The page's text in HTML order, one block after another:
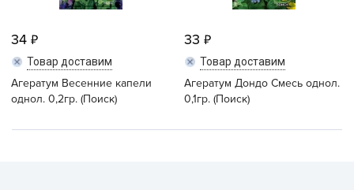
34
Товар доставим
Агератум Весенние капели
однол. 0,2гр. (Поиск)
33
Товар доставим
Агератум Дондо Смесь однол.
0,1гр. (Поиск)